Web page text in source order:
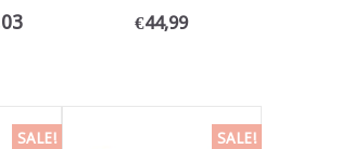
€44,99
SALE! SALE!